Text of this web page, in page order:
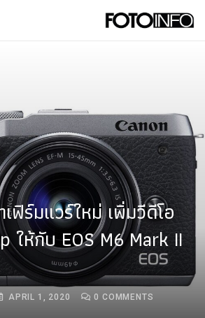
ฟิร์มแวร์ใหม่ เพิ่มวีดีโอ
ให้กับ EOS M6 Mark II
APRIL 1, 2020 0 COMMENTS